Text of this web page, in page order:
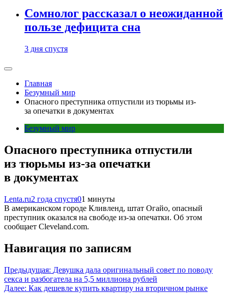
Сомнолог рассказал о неожиданной
пользе дефицита сна
3 дня спустя
Главная
Безумный мир
Опасного преступника отпустили из тюрьмы из-
за опечатки в документах
Безумный мир
Опасного преступника отпустили
из тюрьмы из-за опечатки
в документах
Lenta.ru2 года спустя01 минуты
В американском городе Кливленд, штат Огайо, опасный
преступник оказался на свободе из-за опечатки. Об этом
сообщает Cleveland.com.
Навигация по записям
Предыдущая: Девушка дала оригинальный совет по поводу
секса и разбогатела на 5,5 миллиона рублей
Далее: Как дешевле купить квартиру на вторичном рынке